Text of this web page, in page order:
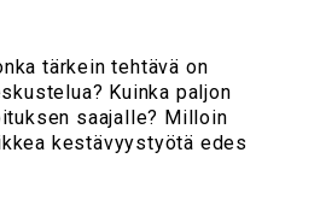
tärkein tehtävä on
Kuinka paljon
saajalle? Milloin
kestävyystyötä edes